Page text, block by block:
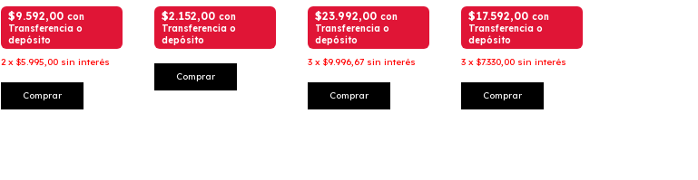
$9.592,00 con
Transferencia o
depósito
2 x $5.995,00 sin interés
Comprar
$2.152,00 con
Transferencia o
depósito
Comprar
$23.992,00 con
Transferencia o
depósito
3 x $9.996,67 sin interés
Comprar
$17.592,00 con
Transferencia o
depósito
3 x $7.330,00 sin interés
Comprar